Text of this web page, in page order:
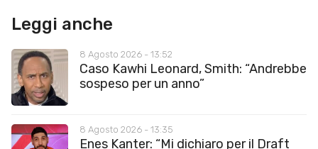
Leggi anche
8 Agosto 2026 - 13:52
Caso Kawhi Leonard, Smith: “Andrebbe
sospeso per un anno”
8 Agosto 2026 - 13:35
Enes Kanter: “Mi dichiaro per il Draft